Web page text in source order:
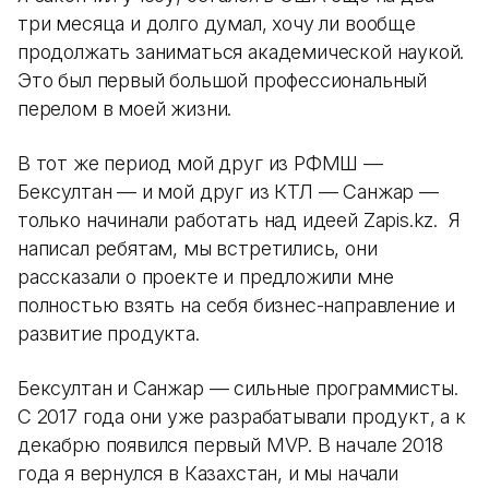
три месяца и долго думал, хочу ли вообще
продолжать заниматься академической наукой.
Это был первый большой профессиональный
перелом в моей жизни.
В тот же период мой друг из РФМШ —
Бексултан — и мой друг из КТЛ — Санжар —
только начинали работать над идеей Zapis.kz. Я
написал ребятам, мы встретились, они
рассказали о проекте и предложили мне
полностью взять на себя бизнес-направление и
развитие продукта.
Бексултан и Санжар — сильные программисты.
С 2017 года они уже разрабатывали продукт, а к
декабрю появился первый MVP. В начале 2018
года я вернулся в Казахстан, и мы начали